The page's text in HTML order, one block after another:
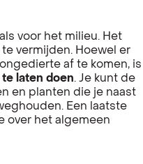
voor het milieu. Het
vermijden. Hoewel er
af te komen, is
laten doen. Je kunt de
en planten die je naast
Een laatste
over het algemeen